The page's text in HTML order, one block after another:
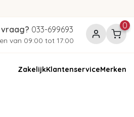
vraag? 033-699693
van 09:00 tot 17:00
0
ZakelijkKlantenserviceMerken